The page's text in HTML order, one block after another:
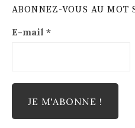
ABONNEZ-VOUS AU MOT
E-mail *